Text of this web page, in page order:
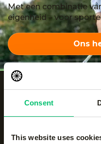
Consent
This website uses
Met een combinatie
eigenheid – voor
Ons